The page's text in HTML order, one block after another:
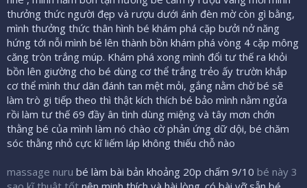
thưởng thức người đẹp và rượu dưới ánh đèn mờ còn gì bằng,
mình thưởng thức thân hình bé khám phá cặp bưởi nở năng
hứng tới nỗi mình bé lên thành bồn khám phá vòng 4 cặp mông
căng tròn trắng múp. Khám phá xong mình đổi tư thế ra khỏi
bồn lên giường cho bé dùng cơ thể trắng trẻo ấy trườn khắp
cơ thể mình thư dãn đánh tan mệt mỏi, gắng nằm chờ bé sẽ
làm trò gi tiếp theo thì thật kích thích bé bảo mình nằm ngửa
rồi làm tư thế 69 đầy ân tình dùng miệng và tây mơn chớn
thằng bé của mình làm nó chào cờ phản ứng dữ dội, bé chăm
sóc thằng nhỏ cực kĩ liếm láp không thiếu chỗ nào
massage nuru bé làm bài bản khoảng 20p chấm 9/10 bé này 3